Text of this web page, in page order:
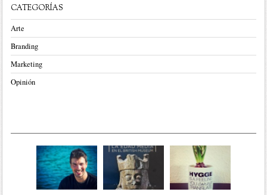
CATEGORÍAS
Arte
Branding
Marketing
Opinión